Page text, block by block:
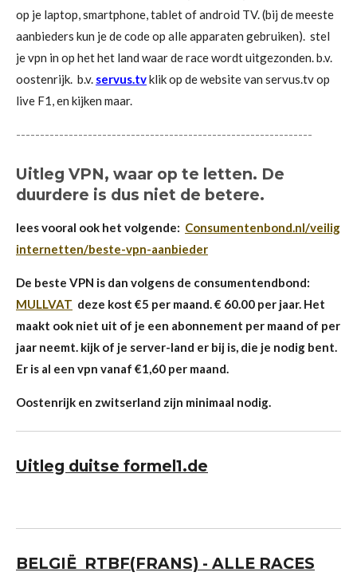
op je laptop, smartphone, tablet of android TV. (bij de meeste
aanbieders kun je de code op alle apparaten gebruiken). stel
je vpn in op het het land waar de race wordt uitgezonden. b.v.
oostenrijk. b.v. servus.tvklik op de website van servus.tv op
live F1, en kijken maar.
--------------------------------------------------------------
Uitleg VPN, waar op te letten. De
duurdere is dus niet de betere.
lees vooral ook het volgende: Consumentenbond.nl/veilig
internetten/beste-vpn-aanbieder
De beste VPN is dan volgens de consumentendbond:
MULLVAT deze kost €5 per maand. € 60.00 per jaar. Het
maakt ook niet uit of je een abonnement per maand of per
jaar neemt. kijk of je server-land er bij is, die je nodig bent.
Er is al een vpn vanaf €1,60 per maand.
Oostenrijk en zwitserland zijn minimaal nodig.
Uitleg duitse formel1.de
BELGIË RTBF(FRANS) - ALLE RACES